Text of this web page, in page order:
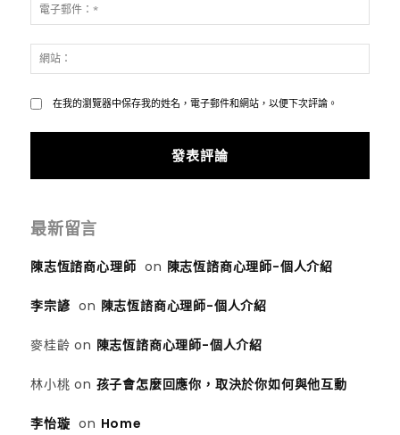
子
郵
*站：
在我的瀏覽器中保存我的姓名，電子郵件和網站，以便下次評論。
最新留言
陳志恆諮商心理師 on 陳志恆諮商心理師-個人介紹
李宗諺 on 陳志恆諮商心理師-個人介紹
麥桂齡 on 陳志恆諮商心理師-個人介紹
林小桃 on 孩子會怎麼回應你，取決於你如何與他互動
李怡璇 on Home